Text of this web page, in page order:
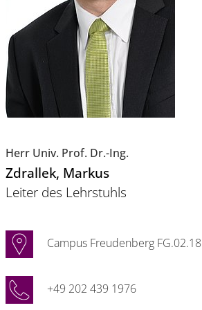
Herr Univ. Prof. Dr.-Ing.
Zdrallek, Markus
Leiter des Lehrstuhls
Campus Freudenberg FG.02.18
+49 202 439 1976